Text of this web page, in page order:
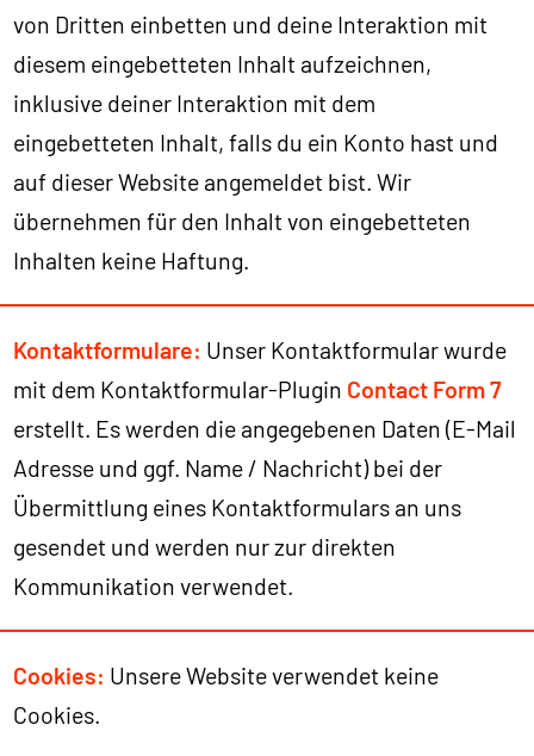
von Dritten einbetten und deine Interaktion mit
diesem eingebetteten Inhalt aufzeichnen,
inklusive deiner Interaktion mit dem
eingebetteten Inhalt, falls du ein Konto hast und
auf dieser Website angemeldet bist. Wir
übernehmen für den Inhalt von eingebetteten
Inhalten keine Haftung.
Kontaktformulare: Unser Kontaktformular wurde
mit dem Kontaktformular-Plugin Contact Form 7
erstellt. Es werden die angegebenen Daten (E-Mail
Adresse und ggf. Name / Nachricht) bei der
Übermittlung eines Kontaktformulars an uns
gesendet und werden nur zur direkten
Kommunikation verwendet.
Cookies: Unsere Website verwendet keine
Cookies.